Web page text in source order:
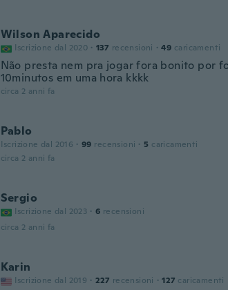
Wilson Aparecido
Iscrizione dal 2020 · 137 recensioni · 49 caricamenti
Não presta nem pra jogar fora bonito por
10minutos em uma hora kkkk
circa 2 anni fa
Pablo
Iscrizione dal 2016 · 99 recensioni · 5 caricamenti
circa 2 anni fa
Sergio
Iscrizione dal 2023 · 6 recensioni
circa 2 anni fa
Karin
Iscrizione dal 2019 · 227 recensioni · 127 caricamenti